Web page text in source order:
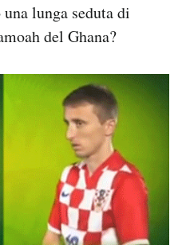
lunga seduta di
del Ghana?